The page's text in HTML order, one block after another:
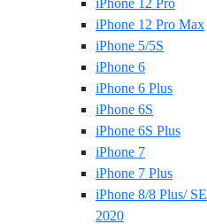
iPhone 12 Pro
iPhone 12 Pro Max
iPhone 5/5S
iPhone 6
iPhone 6 Plus
iPhone 6S
iPhone 6S Plus
iPhone 7
iPhone 7 Plus
iPhone 8/8 Plus/ SE
2020